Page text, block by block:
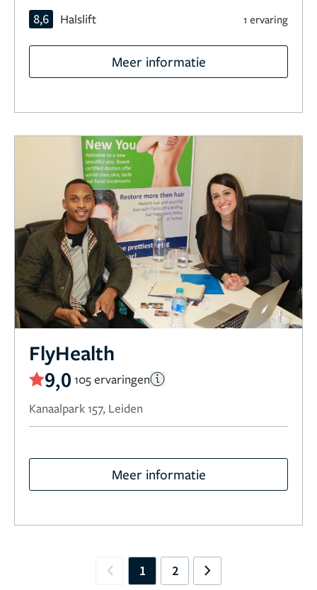
8,6 Halslift 1 ervaring
Meer informatie
FlyHealth
9,0 105 ervaringen
Kanaalpark 157, Leiden
Meer informatie
Previous
1 2 Next